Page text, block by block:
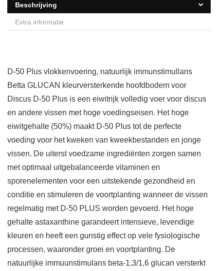
Beschrijving
Extra informatie
D-50 Plus vlokkenvoering, natuurlijk immunstimullans
Betta GLUCAN kleurversterkende hoofdbodem voor
Discus D-50 Plus is een eiwitrijk volledig voer voor discus
en andere vissen met hoge voedingseisen. Het hoge
eiwitgehalte (50%) maakt D-50 Plus tot de perfecte
voeding voor het kweken van kweekbestanden en jonge
vissen. De uiterst voedzame ingrediënten zorgen samen
met optimaal uitgebalanceerde vitaminen en
sporenelementen voor een uitstekende gezondheid en
conditie en stimuleren de voortplanting wanneer de vissen
regelmatig met D-50 PLUS worden gevoerd. Het hoge
gehalte astaxanthine garandeert intensieve, levendige
kleuren en heeft een gunstig effect op vele fysiologische
processen, waaronder groei en voortplanting. De
natuurlijke immuunstimulans beta-1,3/1,6 glucan versterkt